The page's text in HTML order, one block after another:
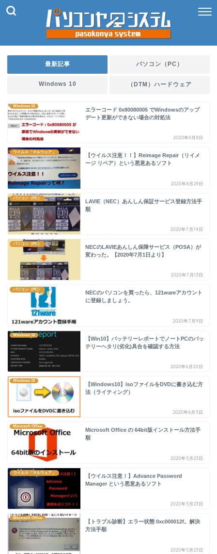
最新記事 パソコン（PC）
Windows 10 （DTM）ハードウェア
Windows 10
エラーコード 0x80080005 でWindowsのアップ
デート更新ができない場合の対処法
2020年9月8日
ウイルス「マルウェア」
【ウイルス注意！！】Reimage Repair（リイメ
ージ リペア）という悪意あるソフト
2020年8月29日
パソコン（PC）
LAVIE（NEC）あんしん保証サービス登録方法手
順
2020年7月14日
パソコン（PC）
NECのLAVIEあんしん保障サービス（POSA）が
変わった。【2020年7月1日より】
2020年7月13日
パソコン（PC）
NECのパソコンを買ったら、121wareアカウント
に登録しましょう。
2020年7月9日
Windows 10
【Win10】バッテリーレポートでノートPCのバッ
テリーヘタリ(劣化)具合を確認する方法
2020年6月20日
Windows 10
【Windows10】isoファイルをDVDに書き込む方
法（ライティング）
2020年6月5日
Microsoft Office
Microsoft Office の 64bit版インストール方法手
順
2020年5月23日
ウイルス「マルウェア」
【ウイルス注意！】Advance Password
Manager という悪意あるソフト
2020年5月23日
Microsoft Office
【トラブル診断】エラー状態 0xc000012f。解決
方法手順
2020年5月23日